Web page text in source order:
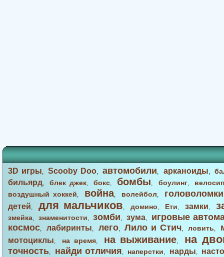
3D игры,Scooby Doo,автомобили, арканоиды,
бильярд,блек джек,бокс, бомбы, боулинг,
воздушный хоккей, война, волейбол, головоломки
детей, для мальчиков, домино, Ети, замки,
змейка, знаменитости,зомби, зума,
игровые
космос, лабиринты, лего,Лило и Стич,ловить,
мотоциклы, на время, на выживание, на
точность, найди отличия, наперстки, нарды,